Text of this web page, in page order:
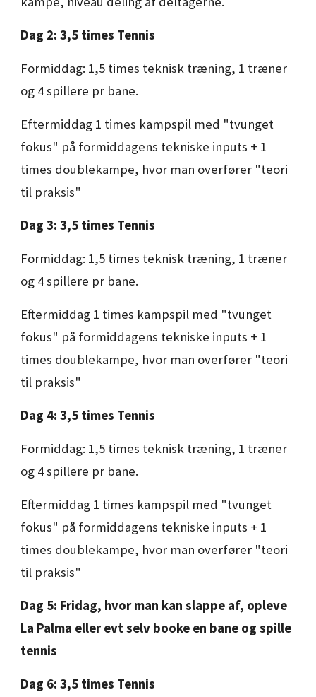
Dag 2: 3,5 times Tennis
Formiddag: 1,5 times teknisk træning, 1 træner
og 4 spillere pr bane.
Eftermiddag 1 times kampspil med "tvunget
fokus" på formiddagens tekniske inputs + 1
times doublekampe, hvor man overfører "teori
til praksis"
Dag3: 3,5 times Tennis
Formiddag: 1,5 times teknisk træning, 1 træner
og 4 spillere pr bane.
Eftermiddag 1 times kampspil med "tvunget
fokus" på formiddagens tekniske inputs + 1
times doublekampe, hvor man overfører "teori
til praksis"
Dag 4: 3,5 times Tennis
Formiddag: 1,5 times teknisk træning, 1 træner
og 4 spillere pr bane.
Eftermiddag 1 times kampspil med "tvunget
fokus" på formiddagens tekniske inputs + 1
times doublekampe, hvor man overfører "teori
til praksis"
Dag 5: Fridag, hvor man kan slappe af, opleve
La Palma eller evt selv booke en bane og spille
tennis
Dag 6: 3,5 times Tennis